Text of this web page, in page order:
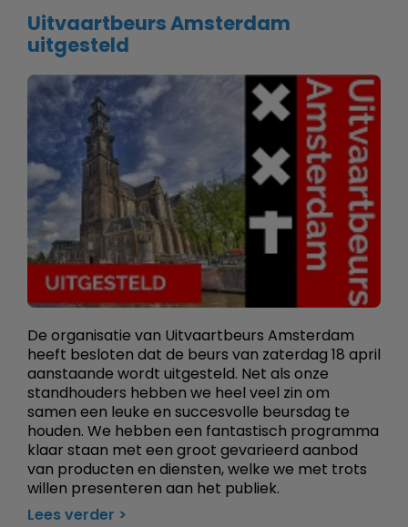
Uitvaartbeurs Amsterdam
uitgesteld
De organisatie van Uitvaartbeurs Amsterdam
heeft besloten dat de beurs van zaterdag 18 april
aanstaande wordt uitgesteld. Net als onze
standhouders hebben we heel veel zin om
samen een leuke en succesvolle beursdag te
houden. We hebben een fantastisch programma
klaar staan met een groot gevarieerd aanbod
van producten en diensten, welke we met trots
willen presenteren aan het publiek.
Lees verder